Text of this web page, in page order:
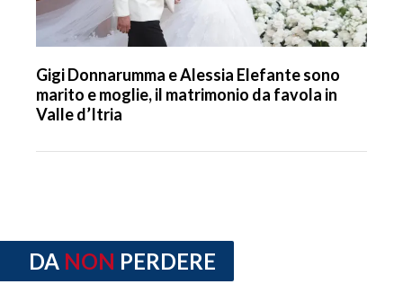
Gigi Donnarumma e Alessia Elefante sono
marito e moglie, il matrimonio da favola in
Valle d’Itria
DA NON PERDERE